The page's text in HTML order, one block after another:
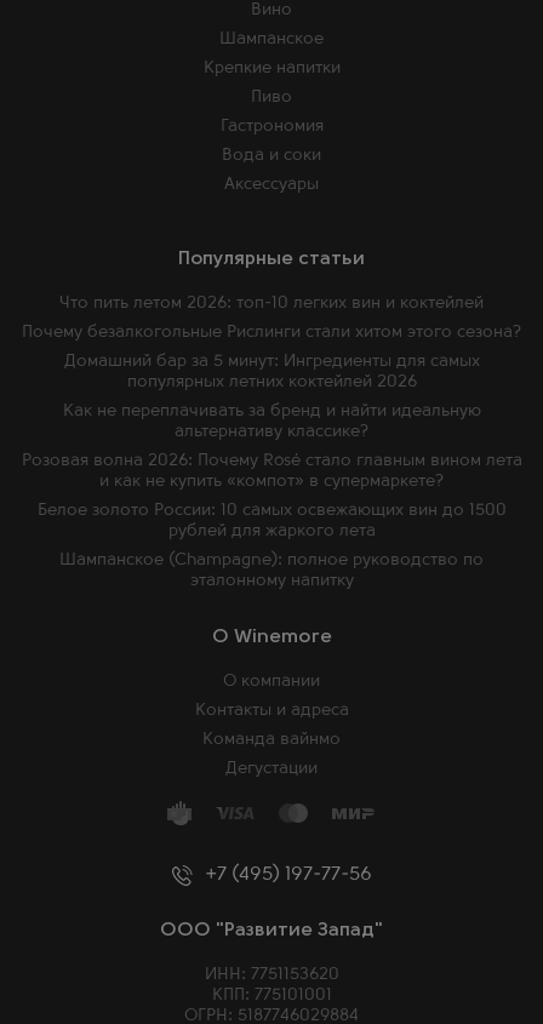
+7 (495) 197-77-56
ООО "Развитие Запад"
ИНН: 7751153620
КПП: 775101001
ОГРН: 5187746029884
O Winemore
О компании
Контакты и адреса
Команда вайнмо
Дегустации
Вино
Шампанское
Крепкие напитки
Пиво
Гастрономия
Вода и соки
Аксессуары
Популярные статьи
Что пить летом 2026: топ-10 легких вин и коктейлей
Почему безалкогольные Рислинги стали хитом этого сезона?
Домашний бар за 5 минут: Ингредиенты для самых
популярных летних коктейлей 2026
Как не переплачивать за бренд и найти идеальную
альтернативу классике?
Розовая волна 2026: Почему Rosé стало главным вином лета
и как не купить «компот» в супермаркете?
Белое золото России: 10 самых освежающих вин до 1500
рублей для жаркого лета
Шампанское (Champagne): полное руководство по
эталонному напитку